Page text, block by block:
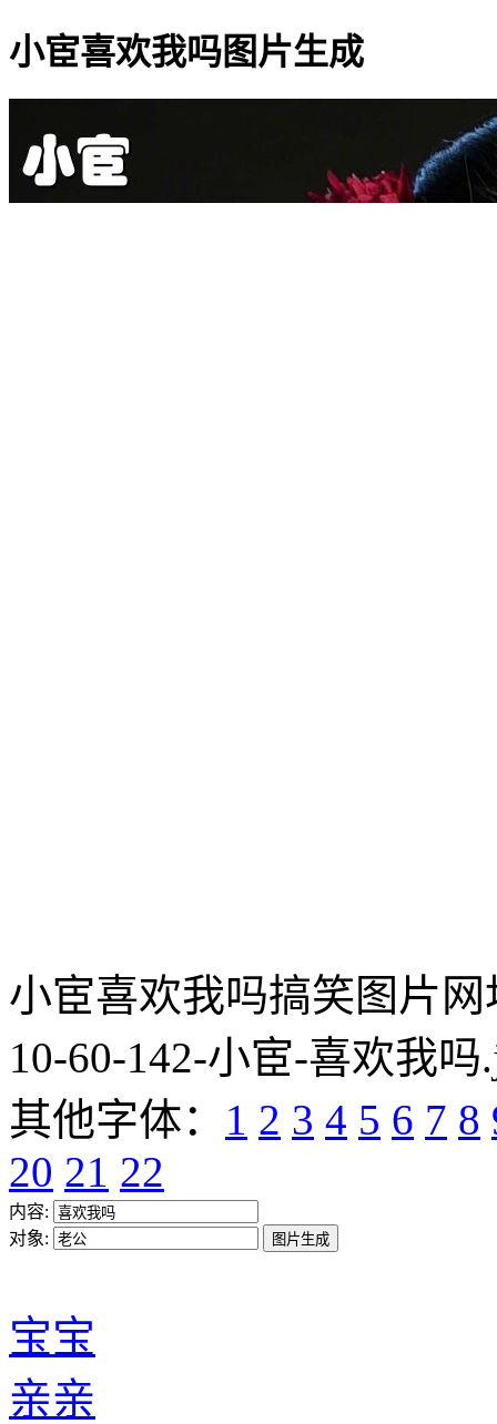
小宦喜欢我吗图片生成
小宦喜欢我吗搞笑图片网
10-60-142-小宦-喜欢我吗
其他字体： 1 2 3 4 5 6 7 8
20 21 22
内容:
对象:
宝宝
亲亲